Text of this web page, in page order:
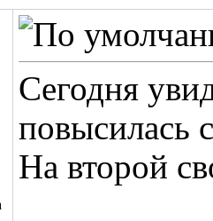
Сегодня
повысилась
На второй